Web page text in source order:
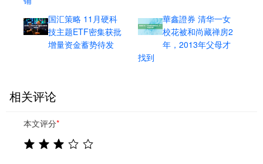
国汇策略 11月硬科
技主题ETF密集获批
增量资金蓄势待发
華鑫證券 清华一女
校花被和尚藏禅房2
年，2013年父母才
找到
相关评论
本文评分*